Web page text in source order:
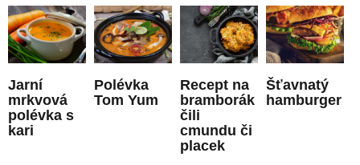
Jarní
mrkvová
polévka s
kari
Polévka
Tom Yum
Recept na
bramborák
čili
cmundu či
placek
Šťavnatý
hamburger